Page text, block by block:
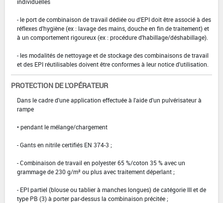
- le port de combinaison de travail dédiée ou d'EPI doit être associé à des
réflexes d'hygiène (ex : lavage des mains, douche en fin de traitement) et
à un comportement rigoureux (ex : procédure d'habillage/déshabillage).
- les modalités de nettoyage et de stockage des combinaisons de travail
et des EPI réutilisables doivent être conformes à leur notice d'utilisation.
PROTECTION DE L'OPÉRATEUR
Dans le cadre d'une application effectuée à l'aide d'un pulvérisateur à
rampe
• pendant le mélange/chargement
- Gants en nitrile certifiés EN 374-3 ;
- Combinaison de travail en polyester 65 %/coton 35 % avec un
grammage de 230 g/m² ou plus avec traitement déperlant ;
- EPI partiel (blouse ou tablier à manches longues) de catégorie III et de
type PB (3) à porter par-dessus la combinaison précitée ;